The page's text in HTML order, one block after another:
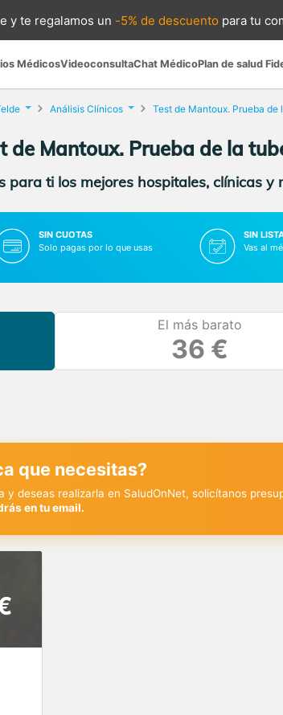
yte regalamos un -5% de descuento para tu
MédicosVideoconsultaChat MédicoPlan de salud
Análisis Clínicos
de Mantoux. Prueba de la
para ti los mejores hospitales, clínicas
SIN CUOTAS
Solo pagas por lo que usas
SIN
Vas al
El más barato
36 €
que necesitas?
deseas realizarla en SaludOnNet, solicítanos
en tu email.